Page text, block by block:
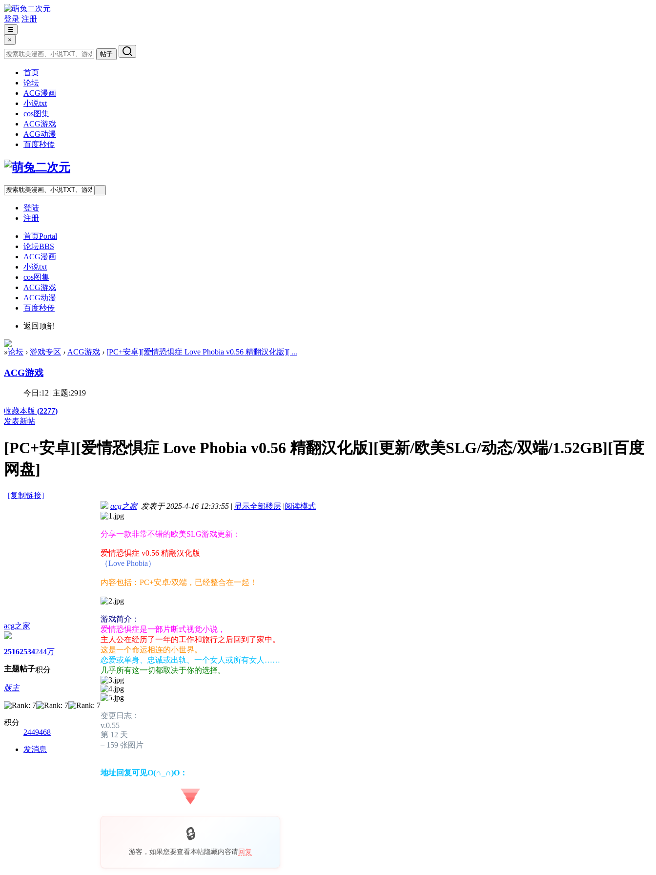
登录 注册
☰
×
帖子
首页
论坛
ACG漫画
小说txt
cos图集
ACG游戏
ACG动漫
百度秒传
登陆
注册
首页Portal
论坛BBS
ACG漫画
小说txt
cos图集
ACG游戏
ACG动漫
百度秒传
返回顶部
»论坛 › 游戏专区 › ACG游戏 › [PC+安卓][爱情恐惧症 Love Phobia v0.56 精翻汉化版][ ...
ACG游戏
今日:12| 主题:2919
收藏本版 (2277)
发表新帖
[PC+安卓][爱情恐惧症 Love Phobia v0.56 精翻汉化版][更新/欧美SLG/动态/双端/1.52GB][百度
网盘]
[复制链接]
acg之家
2516
主题
2534
帖子
244万
积分
版主
积分
2449468
发消息
acg之家发表于 2025-4-16 12:33:55 | 显示全部楼层 |阅读模式
分享一款非常不错的欧美SLG游戏更新：
爱情恐惧症 v0.56 精翻汉化版
（Love Phobia）
内容包括：PC+安卓/双端，已经整合在一起！
游戏简介：
爱情恐惧症是一部片断式视觉小说，
主人公在经历了一年的工作和旅行之后回到了家中。
这是一个命运相连的小世界。
恋爱或单身、忠诚或出轨、一个女人或所有女人……
几乎所有这一切都取决于你的选择。
变更日志：
v.0.55
第 12 天
– 159 张图片
地址回复可见O(∩_∩)O：
游客，如果您要查看本帖隐藏内容请回复